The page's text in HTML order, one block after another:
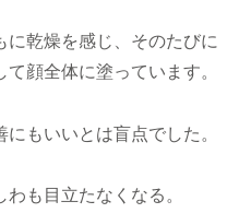
に乾燥を感じ、そのたびに
顔全体に塗っています。
もいいとは盲点でした。
も目立たなくなる。